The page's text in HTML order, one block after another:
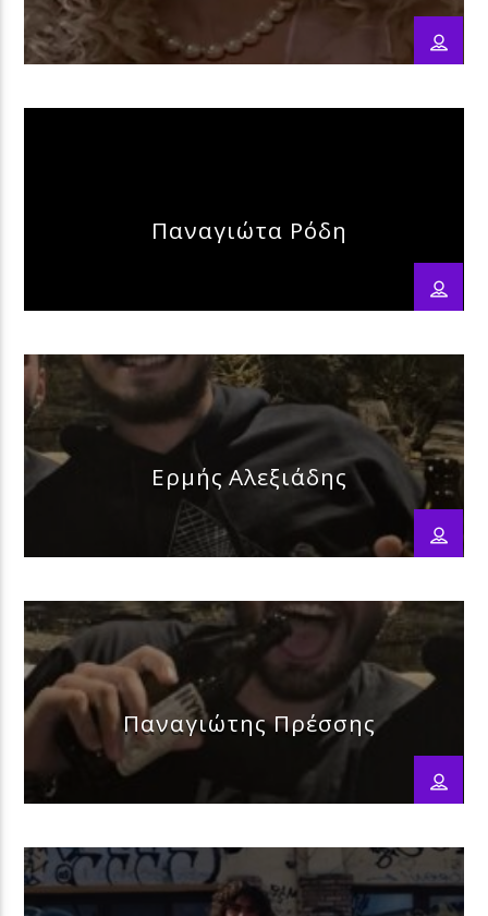
Παναγιώτα Ρόδη
Ερμής Αλεξιάδης
Παναγιώτης Πρέσσης